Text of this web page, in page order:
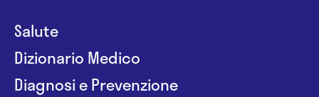
Salute
Dizionario Medico
Diagnosi e Prevenzione